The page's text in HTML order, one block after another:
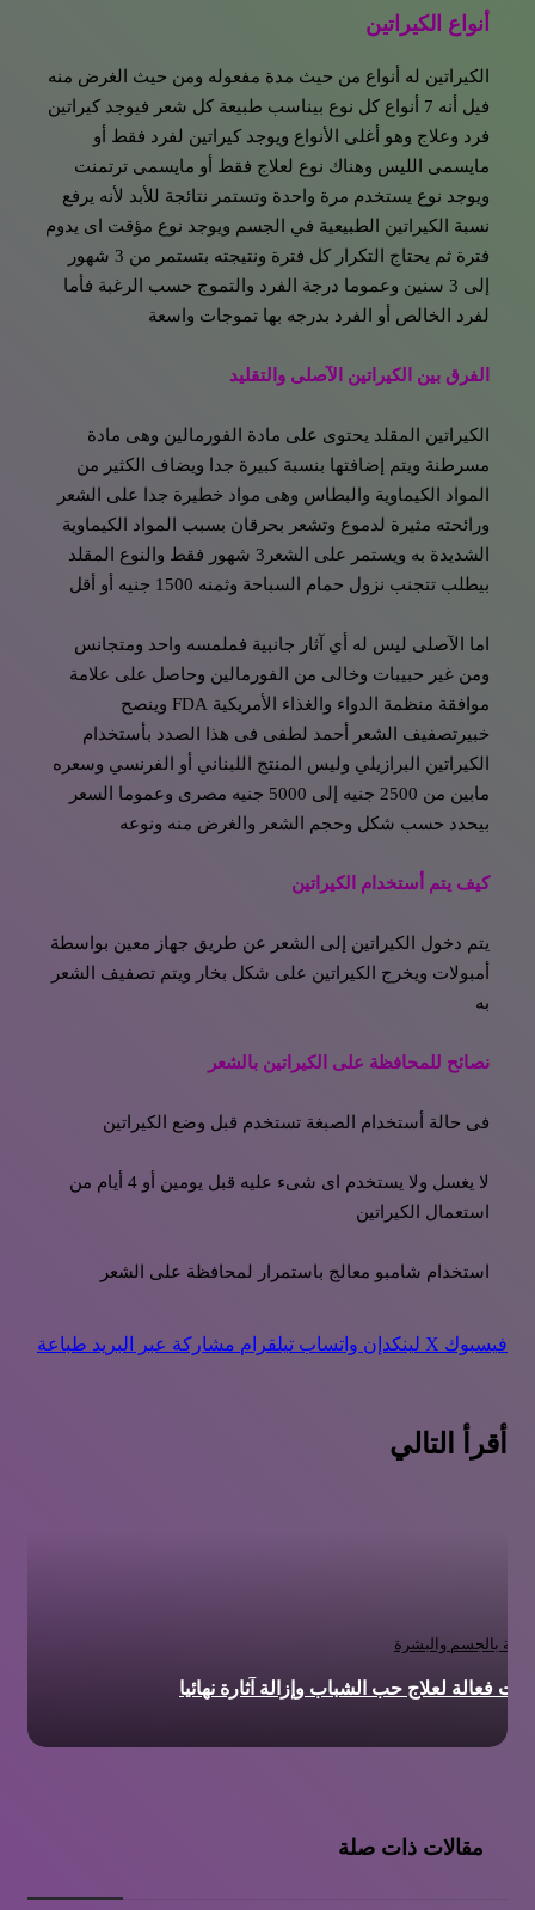
أنواع الكيراتين
الكيراتين له أنواع من حيث مدة مفعوله ومن حيث الغرض منه
فيل أنه 7 أنواع كل نوع بيناسب طبيعة كل شعر فيوجد كيراتين
فرد وعلاج وهو أغلى الأنواع ويوجد كيراتين لفرد فقط أو
مايسمى الليس وهناك نوع لعلاج فقط أو مايسمى ترتمنت
ويوجد نوع يستخدم مرة واحدة وتستمر نتائجة للأبد لأنه يرفع
نسبة الكيراتين الطبيعية في الجسم ويوجد نوع مؤقت اى يدوم
فترة ثم يحتاج التكرار كل فترة ونتيجته بتستمر من 3 شهور
إلى 3 سنين وعموما درجة الفرد والتموج حسب الرغبة فأما
لفرد الخالص أو الفرد بدرجه بها تموجات واسعة
الفرق بين الكيراتين الآصلى والتقليد
الكيراتين المقلد يحتوى على مادة الفورمالين وهى مادة
مسرطنة ويتم إضافتها بنسبة كبيرة جدا ويضاف الكثير من
المواد الكيماوية والبطاس وهى مواد خطيرة جدا على الشعر
ورائحته مثيرة لدموع وتشعر بحرقان بسبب المواد الكيماوية
الشديدة به ويستمر على الشعر3 شهور فقط والنوع المقلد
بيطلب تتجنب نزول حمام السباحة وثمنه 1500 جنيه أو أقل
اما الآصلى ليس له أي آثار جانبية فملمسه واحد ومتجانس
ومن غير حبيبات وخالى من الفورمالين وحاصل على علامة
موافقة منظمة الدواء والغذاء الأمريكية FDA وينصح
خبيرتصفيف الشعر أحمد لطفى فى هذا الصدد بأستخدام
الكيراتين البرازيلي وليس المنتج اللبناني أو الفرنسي وسعره
مابين من 2500 جنيه إلى 5000 جنيه مصرى وعموما السعر
بيحدد حسب شكل وحجم الشعر والغرض منه ونوعه
كيف يتم أستخدام الكيراتين
يتم دخول الكيراتين إلى الشعر عن طريق جهاز معين بواسطة
أمبولات ويخرج الكيراتين على شكل بخار ويتم تصفيف الشعر
به
نصائح للمحافظة على الكيراتين بالشعر
فى حالة أستخدام الصبغة تستخدم قبل وضع الكيراتين
لا يغسل ولا يستخدم اى شىء عليه قبل يومين أو 4 أيام من
استعمال الكيراتين
استخدام شامبو معالج باستمرار لمحافظة على الشعر
فيسبوك ‫X لينكدإن واتساب تيلقرام مشاركة عبر البريد طباعة
أقرأ التالي
بالجسم والبشرة
فعالة لعلاج حب الشباب وإزالة آثارة نهائيا
مقالات ذات صلة